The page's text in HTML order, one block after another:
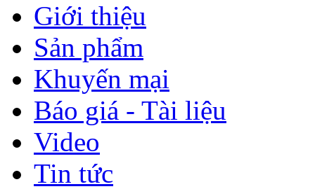
Giới thiệu
Sản phẩm
Khuyến mại
Báo giá - Tài liệu
Video
Tin tức